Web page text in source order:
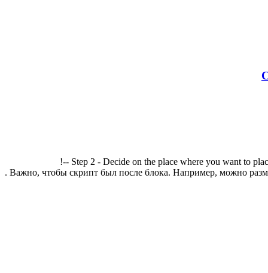
!-- Step 2 - Decide on the place where you want to
. Важно, чтобы скрипт был после блока. Например, можно